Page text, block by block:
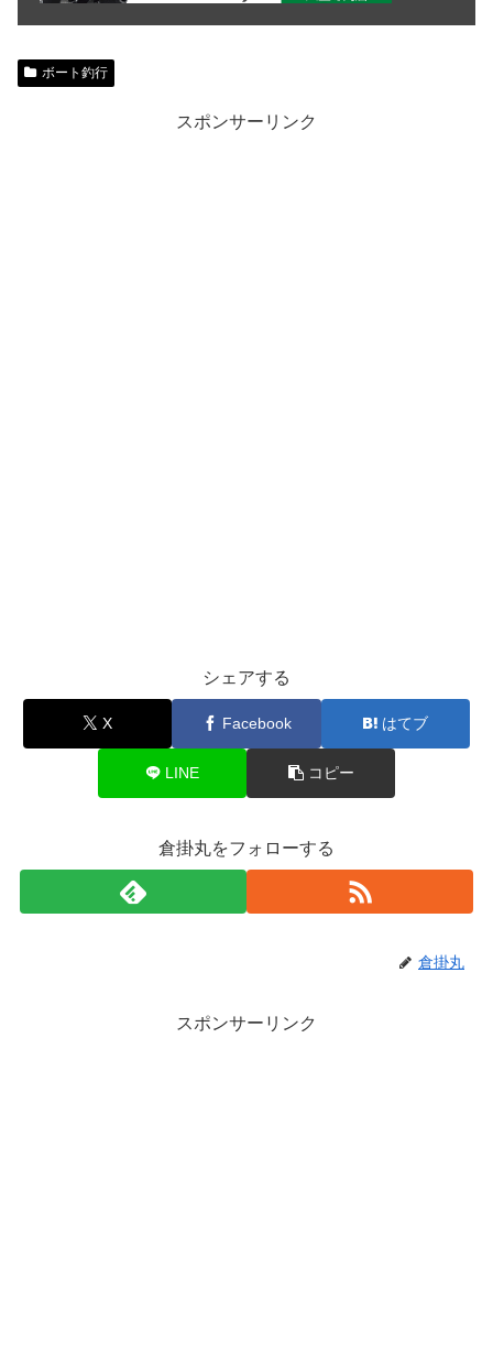
ボート釣行
スポンサーリンク
シェアする
X Facebook はてブ
LINE コピー
倉掛丸をフォローする
倉掛丸
スポンサーリンク